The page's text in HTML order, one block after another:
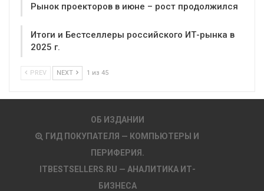
Рынок проекторов в июне – рост продолжился
Итоги и Бестселлеры российского ИТ-рынка в
2025 г.
PREV NEXT 1 из 45
ОБ ИЗДАНИИ
ГИД ПОКУПАТЕЛЯ — КОМПЬЮТЕРЫ И
ПЕРИФЕРИЯ.
ITBESTSELLERS.RU — АНАЛИТИКА ИТ-
БИЗНЕСА